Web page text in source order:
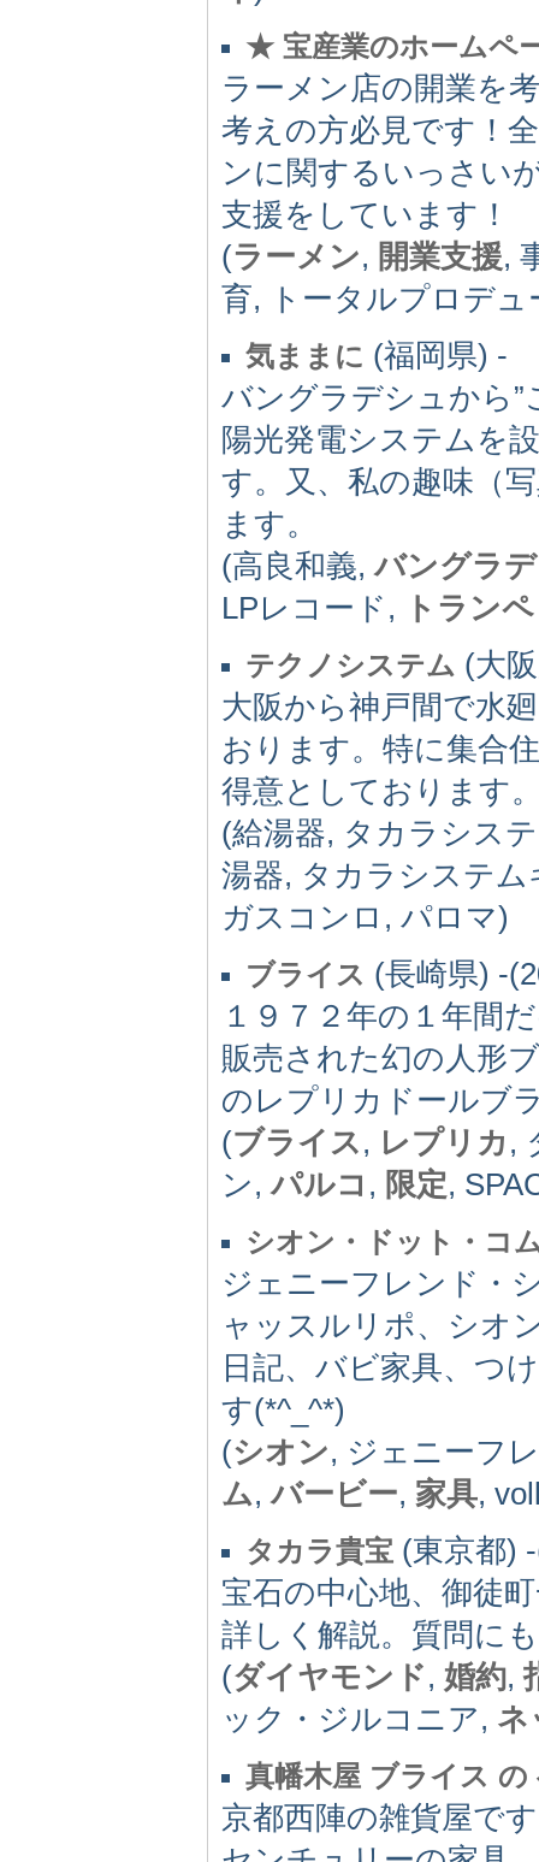
★ 宝産業のホームペ
ラーメン店の開業を
考えの方必見です！
ンに関するいっさい
支援をしています！
(ラーメン, 開業支援,
育, トータルプロデュ
気ままに (福岡県) -
バングラデシュから”
陽光発電システムを
す。又、私の趣味（
ます。
(高良和義,バングラ
LPレコード,
トラン
テクノシステム (大
大阪から神戸間で水
おります。特に集合
得意としております
(給湯器, タカラシス
湯器, タカラシステ
ガスコンロ, パロマ)
ブライス (長崎県) -
１９７２年の１年間
販売された幻の人形
のレプリカドールブ
(ブライス, レプリカ ,
ン,パルコ , 限定,
シオン・ドット・コ
ジェニーフレンド・
ャッスルリポ、シオ
日記、バビ家具、つ
す(*^_^*)
(シオン, ジェニーフ
ム,バービー, 家具,
タカラ貴宝 (東京都)
宝石の中心地、御徒
詳しく解説。質問に
(ダイヤモンド, 婚約,
ック・ジルコニア, ネ
真幡木屋 ブライス の
京都西陣の雑貨屋で